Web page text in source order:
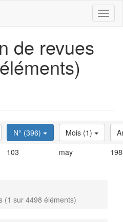
de revues
N° (396) Mois (1)
103 may
(1 sur 4498 éléments)